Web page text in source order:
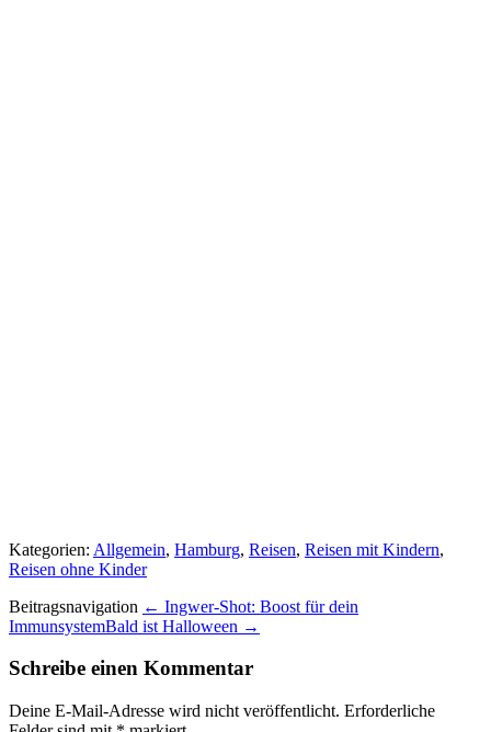
Kategorien: Allgemein, Hamburg, Reisen, Reisen mit Kindern,
Reisen ohne Kinder
Beitragsnavigation ← Ingwer-Shot: Boost für dein
ImmunsystemBald ist Halloween →
Schreibe einen Kommentar
Deine E-Mail-Adresse wird nicht veröffentlicht. Erforderliche